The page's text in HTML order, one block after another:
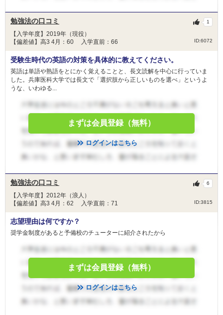
勉強法の口コミ
【入学年度】2019年（現役）
【偏差値】高3 4月：60 入学直前：66
ID:6072
1
受験生時代の英語の対策を具体的に教えてください。
英語は単語や熟語をとにかく覚えることと、長文読解を中心に行っていま
した。兵庫医科大学では長文で「選択肢から正しいものを選べ」というよ
うな、いわゆる...
まずは会員登録（無料）
ログインはこちら
勉強法の口コミ
【入学年度】2012年（浪人）
【偏差値】高3 4月：62 入学直前：71
ID:3815
6
志望理由は何ですか？
奨学金制度があると予備校のチューターに紹介されたから
まずは会員登録（無料）
ログインはこちら